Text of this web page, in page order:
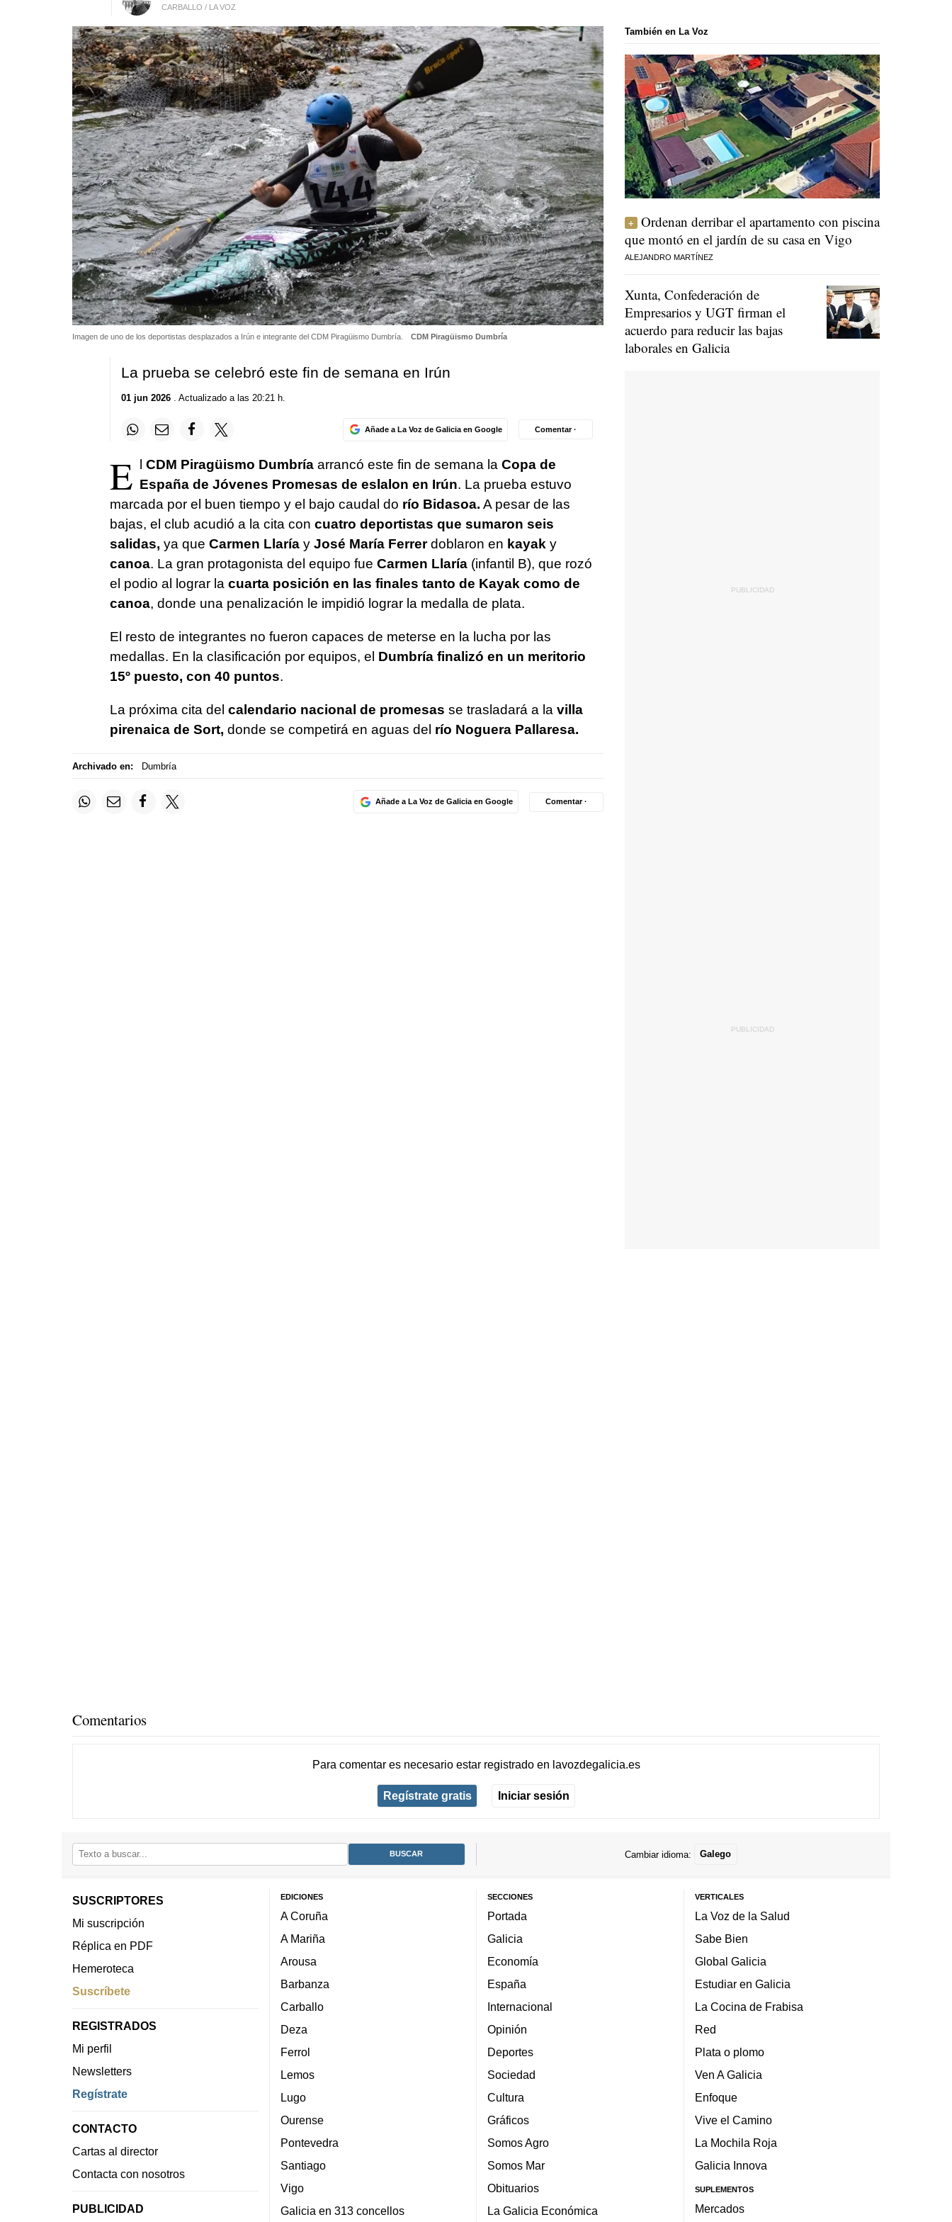
CARBALLO / LA VOZ
Imagen de uno de los deportistas desplazados a Irún e integrante del CDM Piragüismo Dumbría. CDM Piragüismo Dumbría
La prueba se celebró este fin de semana en Irún
01 jun 2026. Actualizado a las 20:21 h.
Añade a La Voz de Galicia en Google Comentar ·
E CDM Piragüismo Dumbríaarrancó este fin de semana la Copa de
España de Jóvenes Promesas de eslalon en Irún. La prueba estuvo
marcada por el buen tiempo y el bajo caudal do río Bidasoa. A pesar de las
bajas, el club acudió a la cita con cuatro deportistas que sumaron seis
salidas, ya que Carmen LlaríayJosé María Ferrerdoblaron en kayaky
canoa. La gran protagonista del equipo fue Carmen Llaría(infantil B), que rozó
el podio al lograr la cuarta posición en las finales tanto de Kayak como de
canoa, donde una penalización le impidió lograr la medalla de plata.
El resto de integrantes no fueron capaces de meterse en la lucha por las
medallas. En la clasificación por equipos, el Dumbría finalizó en un meritorio
15º puesto, con 40 puntos.
La próxima cita del calendario nacional de promesas se trasladará a lavilla
pirenaica de Sort, donde se competirá en aguas del río Noguera Pallaresa.
Archivado en: Dumbría
Añade a La Voz de Galicia en Google Comentar ·
También en La Voz
Ordenan derribar el apartamento con piscina
que montó en el jardín de su casa en Vigo
ALEJANDRO MARTÍNEZ
Xunta, Confederación de
Empresarios y UGT firman el
acuerdo para reducir las bajas
laborales en Galicia
Comentarios
Para comentar es necesario estar registradoen lavozdegalicia.es
Regístrate gratis Iniciar sesión
Cambiar idioma: Galego
SUSCRIPTORES
Mi suscripción
Réplica en PDF
Hemeroteca
Suscríbete
REGISTRADOS
Mi perfil
Newsletters
Regístrate
CONTACTO
Cartas al director
Contacta con nosotros
PUBLICIDAD
EDICIONES
A Coruña
A Mariña
Arousa
Barbanza
Carballo
Deza
Ferrol
Lemos
Lugo
Ourense
Pontevedra
Santiago
Vigo
Galicia en 313 concellos
SECCIONES
Portada
Galicia
Economía
España
Internacional
Opinión
Deportes
Sociedad
Cultura
Gráficos
Somos Agro
Somos Mar
Obituarios
La Galicia Económica
VERTICALES
La Voz de la Salud
Sabe Bien
Global Galicia
Estudiar en Galicia
La Cocina de Frabisa
Red
Plata o plomo
Ven A Galicia
Enfoque
Vive el Camino
La Mochila Roja
Galicia Innova
SUPLEMENTOS
Mercados